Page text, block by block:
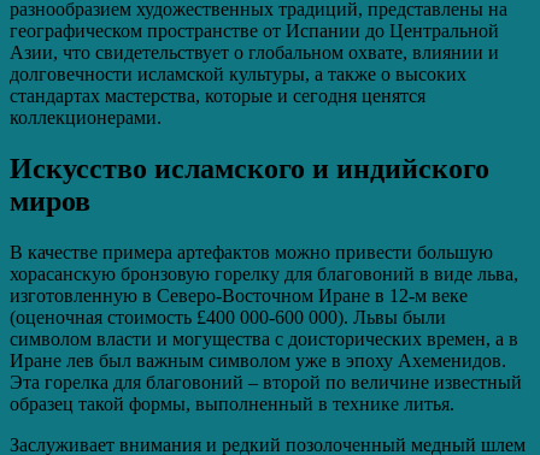
разнообразием художественных традиций, представлены на
географическом пространстве от Испании до Центральной
Азии, что свидетельствует о глобальном охвате, влиянии и
долговечности исламской культуры, а также о высоких
стандартах мастерства, которые и сегодня ценятся
коллекционерами.
Искусство исламского и индийского
миров
В качестве примера артефактов можно привести большую
хорасанскую бронзовую горелку для благовоний в виде льва,
изготовленную в Северо-Восточном Иране в 12-м веке
(оценочная стоимость £400 000-600 000). Львы были
символом власти и могущества с доисторических времен, а в
Иране лев был важным символом уже в эпоху Ахеменидов.
Эта горелка для благовоний – второй по величине известный
образец такой формы, выполненный в технике литья.
Заслуживает внимания и редкий позолоченный медный шлем